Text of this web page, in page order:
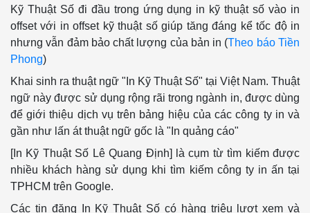
Kỹ Thuật Số đi đầu trong ứng dụng in kỹ thuật số vào in
offset với in offset kỹ thuật số giúp tăng đáng kể tốc độ in
nhưng vẫn đảm bảo chất lượng của bản in (Theo báo Tiền
Phong)
Khai sinh ra thuật ngữ "In Kỹ Thuật Số" tại Việt Nam. Thuật
ngữ này được sử dụng rộng rãi trong ngành in, được dùng
để giới thiệu dịch vụ trên bảng hiệu của các công ty in và
gần như lấn át thuật ngữ gốc là "In quảng cáo"
[In Kỹ Thuật Số Lê Quang Định] là cụm từ tìm kiếm được
nhiều khách hàng sử dụng khi tìm kiếm công ty in ấn tại
TPHCM trên Google.
Các tin đăng In Kỹ Thuật Số có hàng triệu lượt xem và